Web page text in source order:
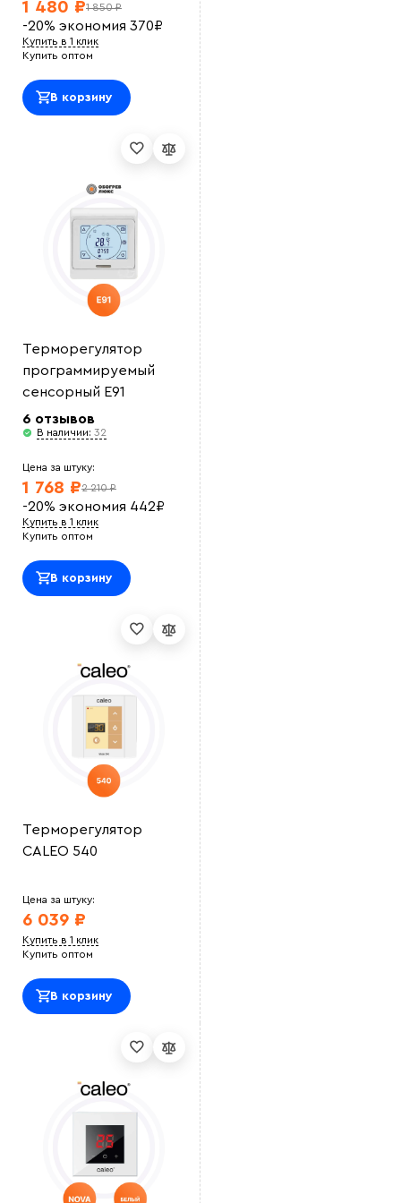
1 850 ₽
1 480 ₽
-20% экономия 370₽
Купить в 1 клик
Купить оптом
В корзину
Терморегулятор
программируемый
сенсорный E91
6 отзывов
В наличии: 32
Цена за штуку:
2 210 ₽
1 768 ₽
-20% экономия 442₽
Купить в 1 клик
Купить оптом
В корзину
Терморегулятор
CALEO 540
Цена за штуку:
6 039 ₽
Купить в 1 клик
Купить оптом
В корзину